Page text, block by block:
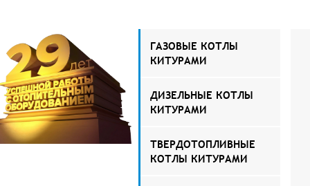
ГАЗОВЫЕ КОТЛЫ
КИТУРАМИ
ДИЗЕЛЬНЫЕ КОТЛЫ
КИТУРАМИ
ТВЕРДОТОПЛИВНЫЕ
КОТЛЫ КИТУРАМИ